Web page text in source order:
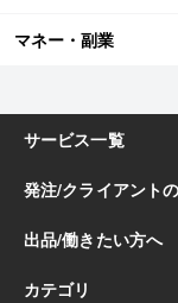
マネー・副業